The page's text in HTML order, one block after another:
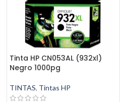
Tinta HP CN053AL (932xl)
Negro 1000pg
TINTAS, Tintas HP